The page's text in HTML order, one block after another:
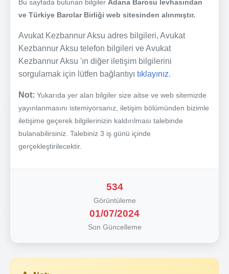
Bu sayfada bulunan bilgiler Adana Barosu levhasından
ve Türkiye Barolar Birliği web sitesinden alınmıştır.
Avukat Kezbannur Aksu adres bilgileri, Avukat
Kezbannur Aksu telefon bilgileri ve Avukat
Kezbannur Aksu 'ın diğer iletişim bilgilerini
sorgulamak için lütfen bağlantıyı tıklayınız.
Not: Yukarıda yer alan bilgiler size aitse ve web sitemizde
yayınlanmasını istemiyorsanız, iletişim bölümünden bizimle
iletişime geçerek bilgilerinizin kaldırılması talebinde
bulanabilirsiniz. Talebiniz 3 iş günü içinde
gerçekleştirilecektir.
534
Görüntüleme
01/07/2024
Son Güncelleme